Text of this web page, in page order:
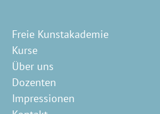
Freie Kunstakademie
Kurse
Über uns
Dozenten
Impressionen